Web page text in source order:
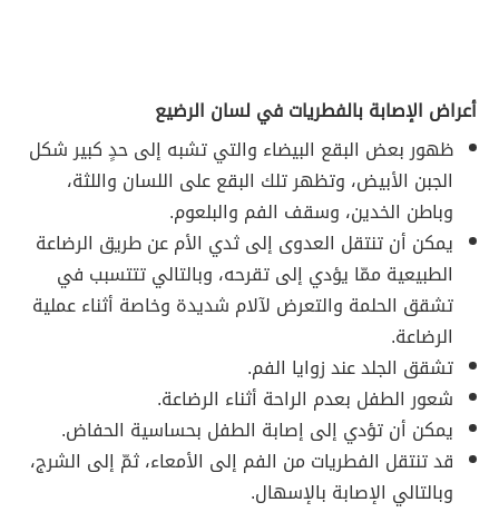
أعراض الإصابة بالفطريات في لسان الرضيع
ظهور بعض البقع البيضاء والتي تشبه إلى حدٍ كبير شكل
الجبن الأبيض، وتظهر تلك البقع على اللسان واللثة،
وباطن الخدين، وسقف الفم والبلعوم.
يمكن أن تنتقل العدوى إلى ثدي الأم عن طريق الرضاعة
الطبيعية ممّا يؤدي إلى تقرحه، وبالتالي تتتسبب في
تشقق الحلمة والتعرض لآلام شديدة وخاصة أثناء عملية
الرضاعة.
تشقق الجلد عند زوايا الفم.
شعور الطفل بعدم الراحة أثناء الرضاعة.
يمكن أن تؤدي إلى إصابة الطفل بحساسية الحفاض.
قد تنتقل الفطريات من الفم إلى الأمعاء، ثمّ إلى الشرج،
وبالتالي الإصابة بالإسهال.